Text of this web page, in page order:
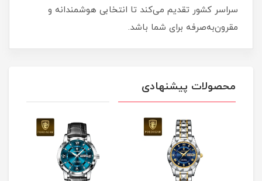
سراسر کشور تقدیم می‌کند تا انتخابی هوشمندانه و
مقرون‌به‌صرفه برای شما باشد.
محصولات پیشنهادی